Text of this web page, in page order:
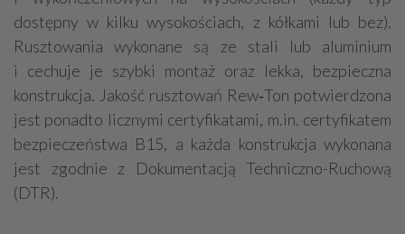
dostępny w kilku wysokościach, z kółkami lub bez).
Rusztowania wykonane są ze stali lub aluminium
i cechuje je szybki montaż oraz lekka, bezpieczna
konstrukcja. Jakość rusztowań Rew‑Ton potwierdzona
jest ponadto licznymi certyfikatami, m.in. certyfikatem
bezpieczeństwa B15, a każda konstrukcja wykonana
jest zgodnie z Dokumentacją Techniczno-Ruchową
(DTR).